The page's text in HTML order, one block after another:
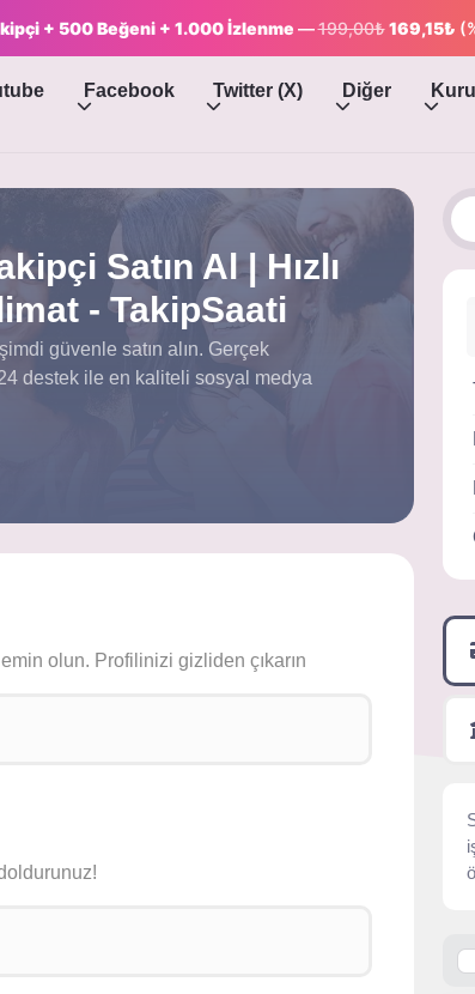
+ 500 Beğeni + 1.000 İzlenme —199,00₺ 169,15₺
Facebook Twitter (X) Diğer
Satın Al | Hızlı
- TakipSaati
güvenle satın alın. Gerçek
24 destek ile en kaliteli sosyal medya
olun. Profilinizi gizliden çıkarın